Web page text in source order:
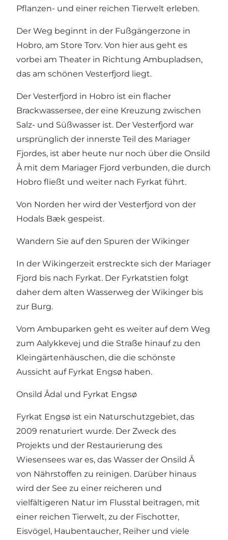
Pflanzen- und einer reichen Tierwelt erleben.
Der Weg beginnt in der Fußgängerzone in
Hobro, am Store Torv. Von hier aus geht es
vorbei am Theater in Richtung Ambupladsen,
das am schönen Vesterfjord liegt.
Der Vesterfjord in Hobro ist ein flacher
Brackwassersee, der eine Kreuzung zwischen
Salz- und Süßwasser ist. Der Vesterfjord war
ursprünglich der innerste Teil des Mariager
Fjordes, ist aber heute nur noch über die Onsild
Å mit dem Mariager Fjord verbunden, die durch
Hobro fließt und weiter nach Fyrkat führt.
Von Norden her wird der Vesterfjord von der
Hodals Bæk gespeist.
Wandern Sie auf den Spuren der Wikinger
In der Wikingerzeit erstreckte sich der Mariager
Fjord bis nach Fyrkat. Der Fyrkatstien folgt
daher dem alten Wasserweg der Wikinger bis
zur Burg.
Vom Ambuparken geht es weiter auf dem Weg
zum Aalykkevej und die Straße hinauf zu den
Kleingärtenhäuschen, die die schönste
Aussicht auf Fyrkat Engsø haben.
Onsild Ådal und Fyrkat Engsø
Fyrkat Engsø ist ein Naturschutzgebiet, das
2009 renaturiert wurde. Der Zweck des
Projekts und der Restaurierung des
Wiesensees war es, das Wasser der Onsild Å
von Nährstoffen zu reinigen. Darüber hinaus
wird der See zu einer reicheren und
vielfältigeren Natur im Flusstal beitragen, mit
einer reichen Tierwelt, zu der Fischotter,
Eisvögel, Haubentaucher, Reiher und viele